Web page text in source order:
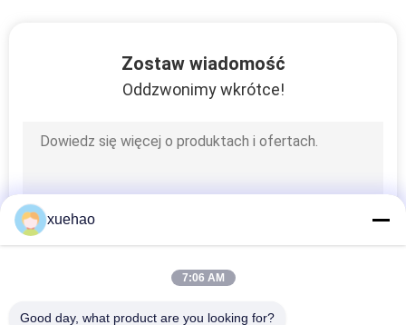
Zostaw wiadomość
Oddzwonimy wkrótce!
xuehao
7:06 AM
Good day, what product are you looking for?